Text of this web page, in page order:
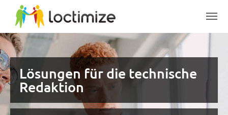
Skip to main content
Lösungen für die technische
Redaktion